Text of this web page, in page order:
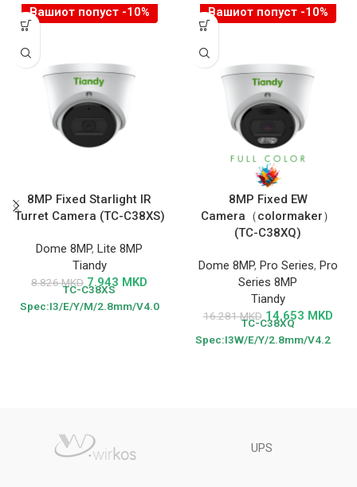
Вашиот попуст -10%
8MP Fixed Starlight IR
Turret Camera (TC-C38XS)
Dome 8MP, Lite 8MP
Tiandy
8.826MKD 7.943 MKD
TC-C38XS
Spec:I3/E/Y/M/2.8mm/V4.0
Вашиот попуст -10%
8MP Fixed EW
Camera（colormaker）
(TC-C38XQ)
Dome 8MP, Pro Series, Pro
Series 8MP
Tiandy
16.281MKD 14.653 MKD
TC-C38XQ
Spec:I3W/E/Y/2.8mm/V4.2
UPS